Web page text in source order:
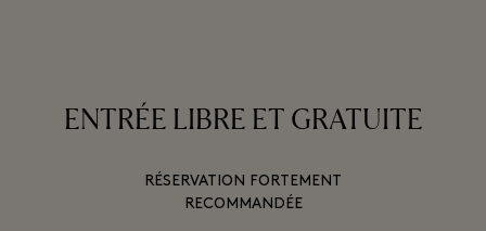
ENTRÉE LIBRE ET GRATUITE
RÉSERVATION FORTEMENT
RECOMMANDÉE